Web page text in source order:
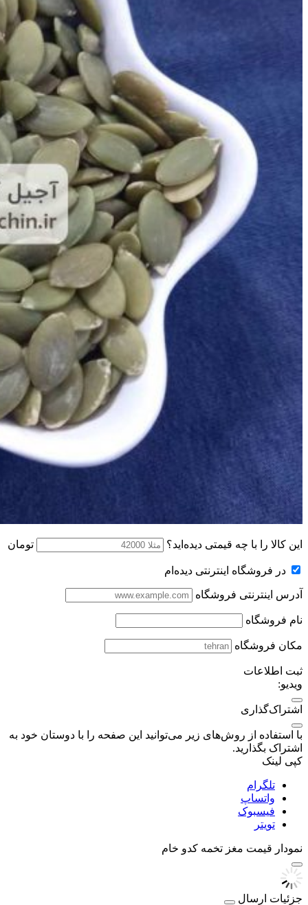
این کالا را با چه قیمتی دیده‌اید؟ تومان
در فروشگاه اینترنتی دیده‌ام
آدرس اینترنتی فروشگاه
نام فروشگاه
مکان فروشگاه
ثبت اطلاعات
ویدیو:
اشتراک‌گذاری
با استفاده از روش‌های زیر می‌توانید این صفحه را با دوستان خود به
اشتراک بگذارید.
کپی لینک
تلگرام
واتساپ
فیسبوک
تویتر
نمودار قیمت مغز تخمه کدو خام
جزئیات ارسال